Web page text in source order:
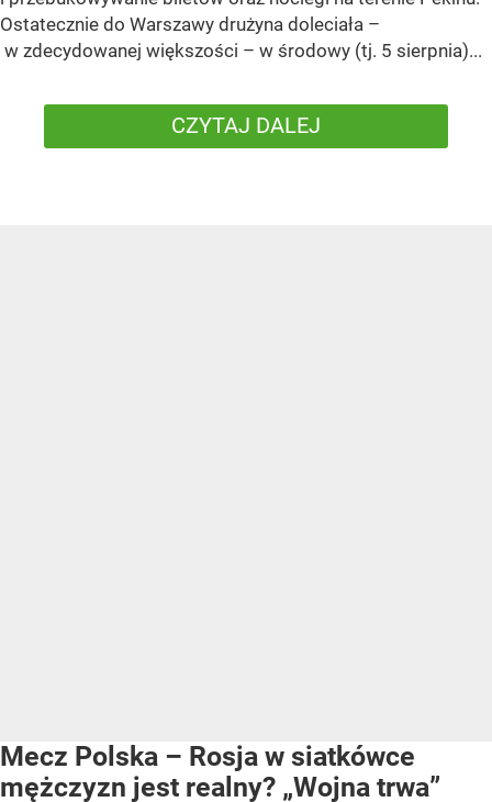
Ostatecznie do Warszawy drużyna doleciała –
w zdecydowanej większości – w środowy (tj. 5 sierpnia)...
CZYTAJ DALEJ
Mecz Polska – Rosja w siatkówce
mężczyzn jest realny? „Wojna trwa”